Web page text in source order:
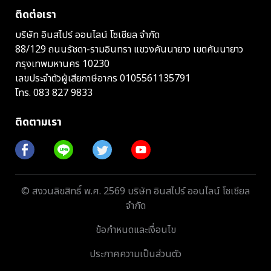
ติดต่อเรา
บริษัท อินสไปร์ ออนไลน์ โซเชียล จำกัด
88/129 ถนนรัชดา-รามอินทรา แขวงคันนายาว เขตคันนายาว
กรุงเทพมหานคร 10230
เลขประจำตัวผู้เสียภาษีอากร 0105561135791
โทร. 083 827 9833
ติดตามเรา
© สงวนลิขสิทธิ์ พ.ศ. 2569 บริษัท อินสไปร์ ออนไลน์ โซเชียล
จำกัด
ข้อกำหนดและเงื่อนไข
ประกาศความเป็นส่วนตัว